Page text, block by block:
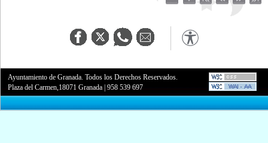
Ayuntamiento de Granada. Todos los Derechos Reservados.
Plaza del Carmen,18071 Granada |958 539 697